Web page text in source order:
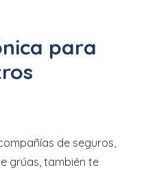
para
de seguros,
grúas, también te